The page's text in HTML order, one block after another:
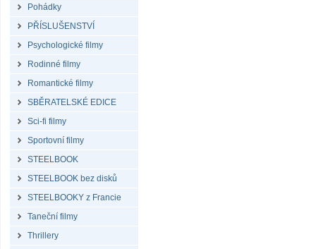
Pohádky
PŘÍSLUŠENSTVÍ
Psychologické filmy
Rodinné filmy
Romantické filmy
SBĚRATELSKÉ EDICE
Sci-fi filmy
Sportovní filmy
STEELBOOK
STEELBOOK bez disků
STEELBOOKY z Francie
Taneční filmy
Thrillery